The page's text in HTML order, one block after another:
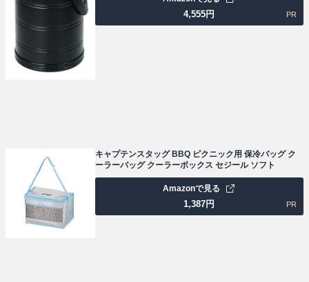
4,555円 PR
キャプテンスタッグ BBQ ピクニック用 保冷バッグ ク
ーラーバッグ クーラーボックス セジール ソフト
1,387円
Amazonで見る
PR